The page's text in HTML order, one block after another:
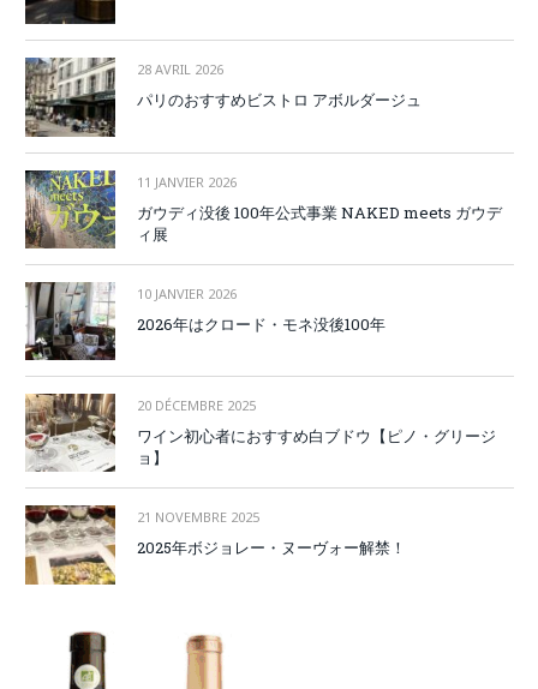
28 AVRIL 2026
パリのおすすめビストロ アボルダージュ
11 JANVIER 2026
ガウディ没後 100年公式事業 NAKED meets ガウデ
ィ展
10 JANVIER 2026
2026年はクロード・モネ没後100年
20 DÉCEMBRE 2025
ワイン初心者におすすめ白ブドウ【ピノ・グリージ
ョ】
21 NOVEMBRE 2025
2025年ボジョレー・ヌーヴォー解禁！